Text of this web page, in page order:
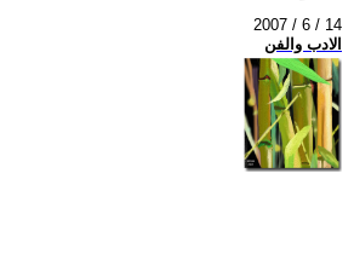
2007 / 6 / 14
الادب والفن